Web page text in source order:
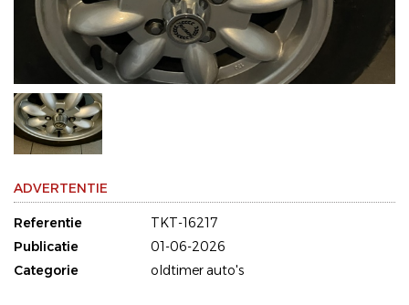
ADVERTENTIE
Referentie
TKT-16217
Publicatie
01-06-2026
Categorie
oldtimer auto's